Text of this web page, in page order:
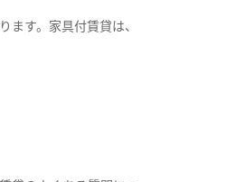
ます。家具付賃貸は、